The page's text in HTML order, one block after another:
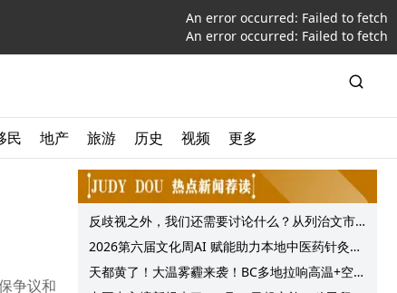
An error occurred: Failed to fetch
An error occurred: Failed to fetch
民 地产 旅游 历史 视频 更多
争议和
反歧视之外，我们还需要讨论什么？从列治文市
议会一项动议谈起
2026第六届文化周AI 赋能助力本地中医药针灸服
务提质升级
天都黄了！大温雾霾来袭！BC多地拉响高温+空气